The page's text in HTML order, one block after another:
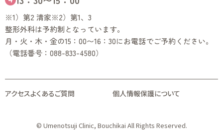
※1）第2 清家※2）第1、3
整形外科は予約制となっています。
月・火・木・金の15：00〜16：30にお電話でご予約ください。
（電話番号：088-833-4580）
アクセスよくあるご質問 個人情報保護について
© Umenotsuji Clinic, Bouchikai All Rights Reserved.